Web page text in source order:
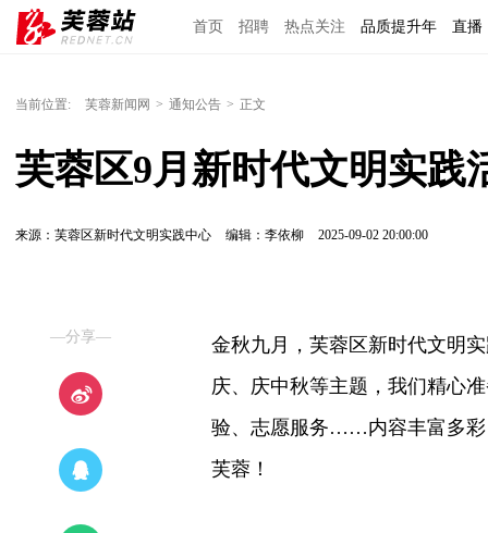
首页 招聘 热点关注 品质提升年 直播
当前位置: 芙蓉新闻网 > 通知公告 > 正文
芙蓉区9月新时代文明实践
来源：芙蓉区新时代文明实践中心 编辑：李依柳 2025-09-02 20:00:00
—分享—
金秋九月，芙蓉区新时代文明
庆、庆中秋等主题，我们精心
验、志愿服务……内容丰富多彩
芙蓉！